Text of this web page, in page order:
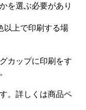
を選ぶ必要があり
以上で印刷する場
カップに印刷をす
。詳しくは商品ペ